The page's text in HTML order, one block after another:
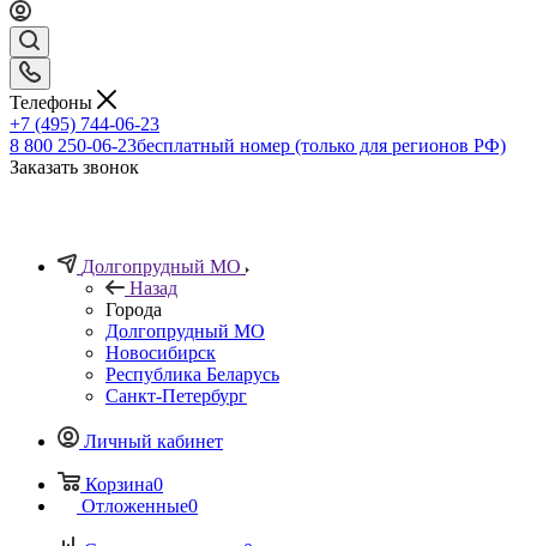
Телефоны
+7 (495) 744-06-23
8 800 250-06-23бесплатный номер (только для регионов РФ)
Заказать звонок
Долгопрудный МО
Назад
Города
Долгопрудный МО
Новосибирск
Республика Беларусь
Санкт-Петербург
Личный кабинет
Корзина0
Отложенные0